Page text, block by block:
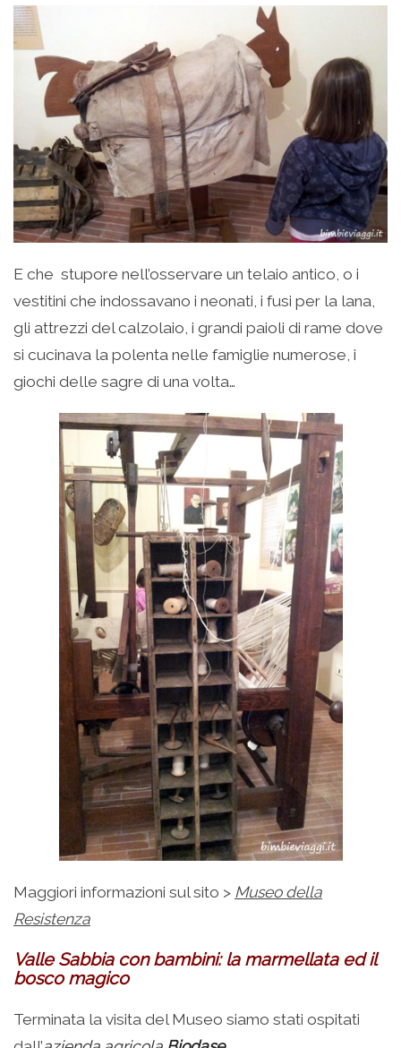
E che stupore nell’osservare un telaio antico, o i
vestitini che indossavano i neonati, i fusi per la lana,
gli attrezzi del calzolaio, i grandi paioli di rame dove
si cucinava la polenta nelle famiglie numerose, i
giochi delle sagre di una volta…
Maggiori informazioni sul sito > Museo della
Resistenza
Valle Sabbia con bambini: la marmellata ed il
bosco magico
Terminata la visita del Museo siamo stati ospitati